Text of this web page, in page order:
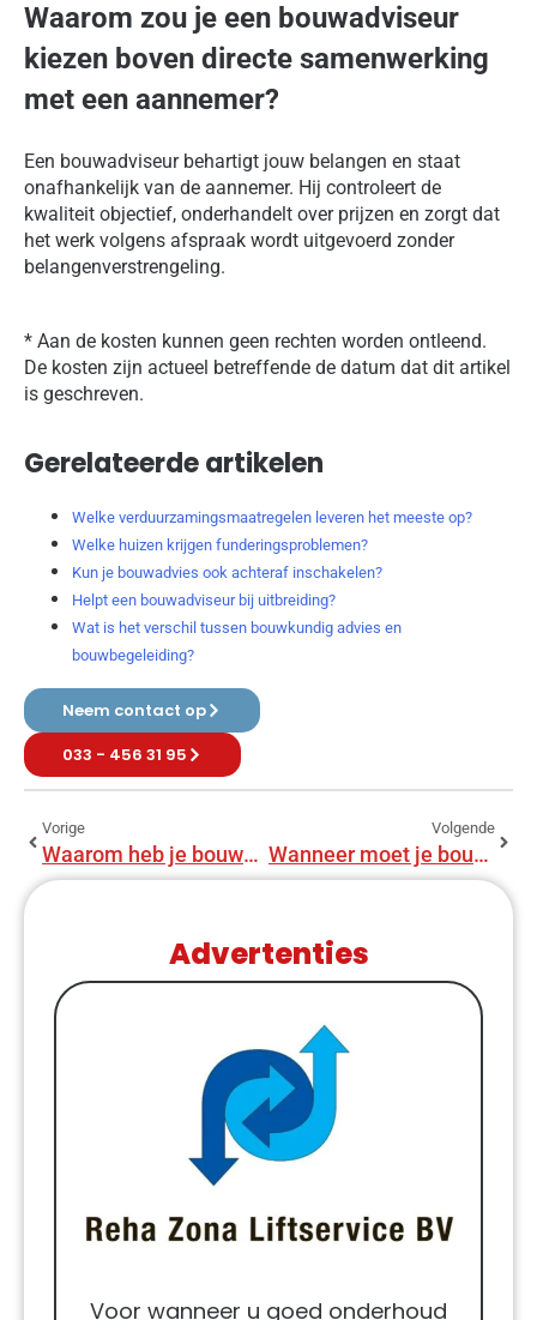
Waarom zou je een bouwadviseur
kiezen boven directe samenwerking
met een aannemer?
Een bouwadviseur behartigt jouw belangen en staat
onafhankelijk van de aannemer. Hij controleert de
kwaliteit objectief, onderhandelt over prijzen en zorgt dat
het werk volgens afspraak wordt uitgevoerd zonder
belangenverstrengeling.
* Aan de kosten kunnen geen rechten worden ontleend.
De kosten zijn actueel betreffende de datum dat dit artikel
is geschreven.
Gerelateerde artikelen
Welke verduurzamingsmaatregelen leveren het meeste op?
Welke huizen krijgen funderingsproblemen?
Kun je bouwadvies ook achteraf inschakelen?
Helpt een bouwadviseur bij uitbreiding?
Wat is het verschil tussen bouwkundig advies en
bouwbegeleiding?
Neem contact op
033 - 456 31 95
Vorige
Waarom heb je bouwadvies nodig?
Volgende
Wanneer moet je bouwadvies inschakelen?
Advertenties
Voor wanneer u goed onderhoud